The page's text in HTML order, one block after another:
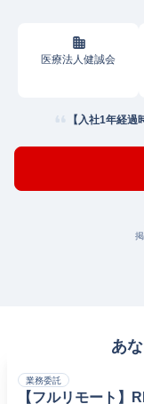
医療法人健誠会
【入社1年経
あ
業務委託
【フルリモート】